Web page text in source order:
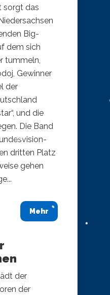
sorgt das
Big-
dem sich
tummeln,
Gewinner
der
und die
Die Band
dritten Platz
gehen
Mehr
der
der